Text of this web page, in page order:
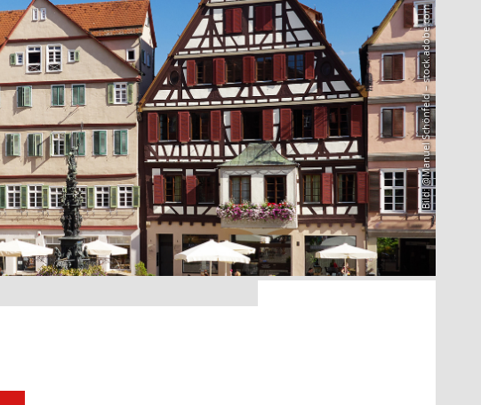
Bild: @Manuel Schönfeld – stock.adobe.com